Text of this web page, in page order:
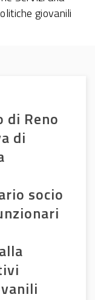
giovanili
di Reno
di
socio